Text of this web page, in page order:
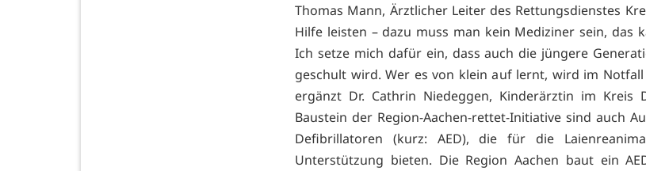
Thomas Mann, Ärztlicher Leiter des Rettungsdienstes
Hilfe leisten – dazu muss man kein Mediziner sein, das
Ich setze mich dafür ein, dass auch die jüngere
geschult wird. Wer es von klein auf lernt, wird im Notfall
ergänzt Dr. Cathrin Niedeggen, Kinderärztin im Kreis
Baustein der Region-Aachen-rettet-Initiative sind auch
Defibrillatoren (kurz: AED), die für die
Unterstützung bieten. Die Region Aachen baut ein